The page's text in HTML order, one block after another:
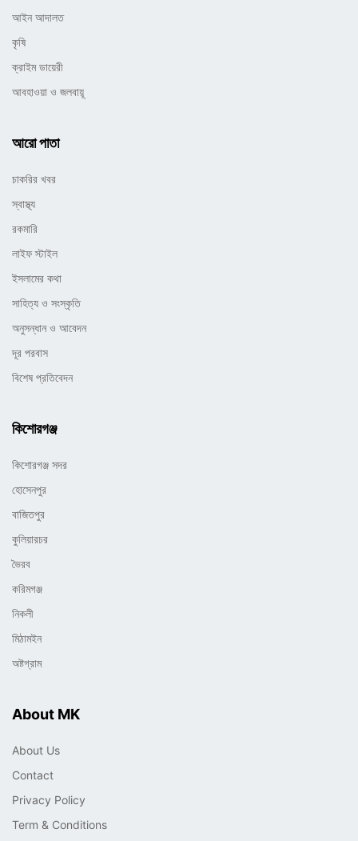
আইন আদালত
কৃষি
ক্রাইম ডায়েরী
আবহাওয়া ও জলবায়ূ
আরো পাতা
চাকরির খবর
স্বাস্থ্য
রকমারি
লাইফ স্টাইল
ইসলামের কথা
সাহিত্য ও সংস্কৃতি
অনুসন্ধান ও আবেদন
দূর পরবাস
বিশেষ প্রতিবেদন
কিশোরগঞ্জ
কিশোরগঞ্জ সদর
হোসেনপুর
বাজিতপুর
কুলিয়ারচর
ভৈরব
করিমগঞ্জ
নিকলী
মিঠামইন
অষ্টগ্রাম
About MK
About Us
Contact
Privacy Policy
Term & Conditions